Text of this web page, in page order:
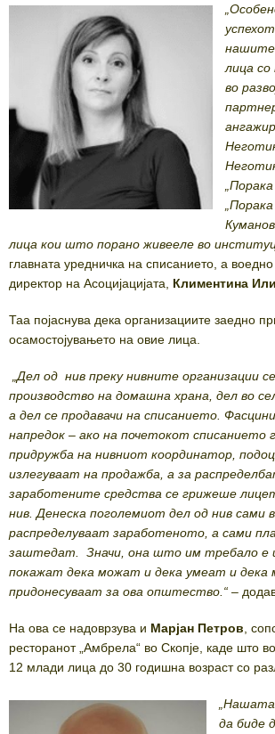
нашите
лица
во
лица кои што порано живееле во
главната уредничка на списанието, а
директор на Асоцијацијата, Климентина
Таа појаснува дека организациите заедно
осамостојувањето на овие лица.
„Дел од нив преку нивните организации
производство на домашна храна, дел во
а дел се продавачи на списанието.
напредок – ако на почетокот списанието
придружба на нивниот координатор,
излегуваат на продажба, а за
заработените средства се грижеше
нив. Денеска поголемиот дел од нив сами
распределуваат заработеното, а сами
заштедат. Значи, она што им требало е
покажат дека можат и дека умеат и дека
придонесуваат за ова општество.“ –
На ова се надоврзува и Марјан Петров ,
ресторанот „Амбрела“ во Скопје, каде што
12 млади лица до 30 годишна возраст со
да биде